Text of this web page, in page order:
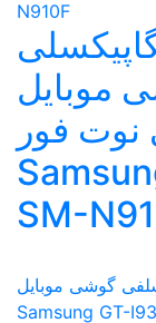
دوربین 3.7 مگاپیکسلی
موبایل
فور
SM-